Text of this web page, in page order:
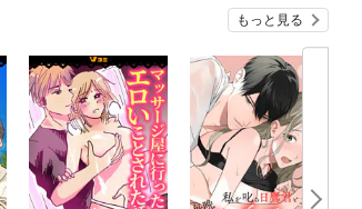
もっと見る